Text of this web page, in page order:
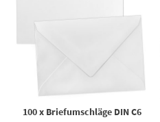
100 x Briefumschläge DIN C6